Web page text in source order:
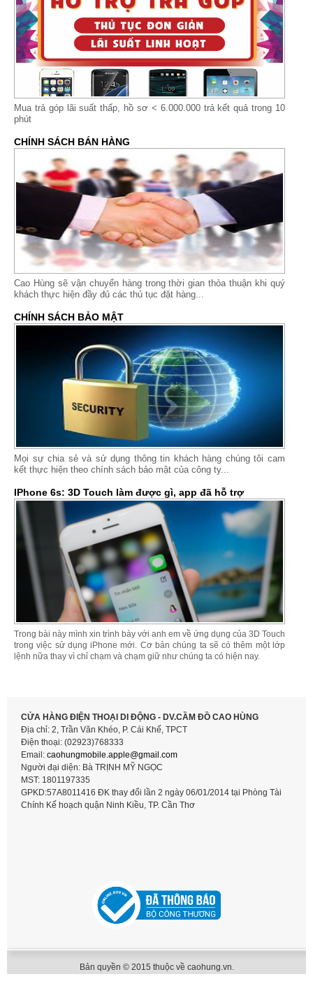
Mua trả góp lãi suất thấp, hồ sơ < 6.000.000 trả kết quả trong 10
phút
CHÍNH SÁCH BÁN HÀNG
Cao Hùng sẽ vận chuyển hàng trong thời gian thỏa thuận khi quý
khách thực hiện đầy đủ các thủ tục đặt hàng...
CHÍNH SÁCH BẢO MẬT
Mọi sự chia sẻ và sử dụng thông tin khách hàng chúng tôi cam
kết thực hiện theo chính sách bảo mật của công ty...
IPhone 6s: 3D Touch làm được gì, app đã hỗ trợ
Trong bài này mình xin trình bày với anh em về ứng dụng của 3D Touch
trong việc sử dụng iPhone mới. Cơ bản chúng ta sẽ có thêm một lớp
lệnh nữa thay vì chỉ chạm và chạm giữ như chúng ta có hiện nay.
CỬA HÀNG ĐIỆN THOẠI DI ĐỘNG - DV.CẦM ĐỒ CAO HÙNG
Địa chỉ: 2, Trần Văn Khéo, P. Cái Khế, TPCT
Điện thoại: (02923)768333
Email: caohungmobile. apple@gmail.com
Người đại diện: Bà TRỊNH MỸ NGỌC
MST: 1801197335
GPKD:57A8011416 ĐK thay đổi lần 2 ngày 06/01/2014 tại Phòng Tài
Chính Kế hoạch quận Ninh Kiều, TP. Cần Thơ
Bản quyền © 2015 thuộc về caohung.vn.